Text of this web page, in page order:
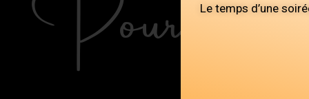
Pour 2 Le temps d’une